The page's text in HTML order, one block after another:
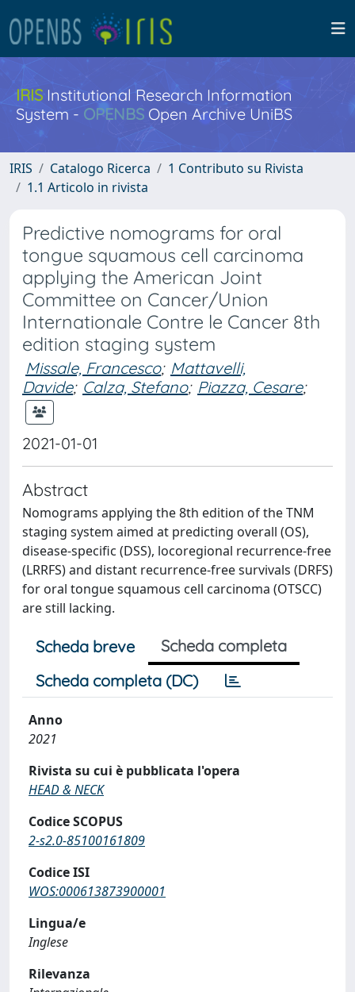
IRISInstitutional Research Information
System - OPENBS Open Archive UniBS
IRIS Catalogo Ricerca
1 Contributo su Rivista
1.1 Articolo in rivista
Predictive nomograms for oral
tongue squamous cell carcinoma
applying the American Joint
Committee on Cancer/Union
Internationale Contre le Cancer 8th
edition staging system
Missale, Francesco; Mattavelli,
Davide; Calza, Stefano; Piazza, Cesare;
2021-01-01
Abstract
Nomograms applying the 8th edition of the TNM
staging system aimed at predicting overall (OS),
disease-specific (DSS), locoregional recurrence-free
(LRRFS) and distant recurrence-free survivals (DRFS)
for oral tongue squamous cell carcinoma (OTSCC)
are still lacking.
Scheda breve
Scheda completa
Scheda completa (DC)
Anno
2021
Rivista su cui è pubblicata l'opera
HEAD & NECK
Codice SCOPUS
2-s2.0-85100161809
Codice ISI
WOS:000613873900001
Lingua/e
Inglese
Rilevanza